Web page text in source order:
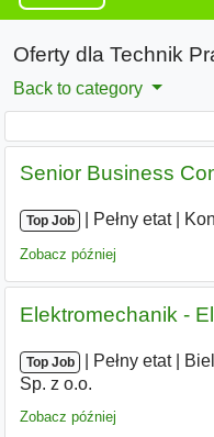
Oferty dla Technik
Back to category
Senior Business
Top Job Pełny etat|
Zobacz później
Elektromechanik -
Top Job Pełny etat|
Sp. z o.o.
Zobacz później